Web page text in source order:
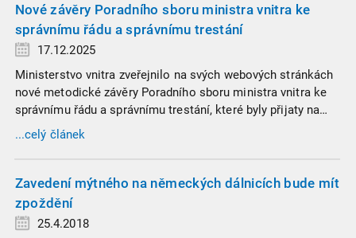
Nové závěry Poradního sboru ministra vnitra ke
správnímu řádu a správnímu trestání
17.12.2025
Ministerstvo vnitra zveřejnilo na svých webových stránkách
nové metodické závěry Poradního sboru ministra vnitra ke
správnímu řádu a správnímu trestání, které byly přijaty na
zasedání dne 7. listopadu 2025.
...celý článek
Zavedení mýtného na německých dálnicích bude mít
zpoždění
25.4.2018